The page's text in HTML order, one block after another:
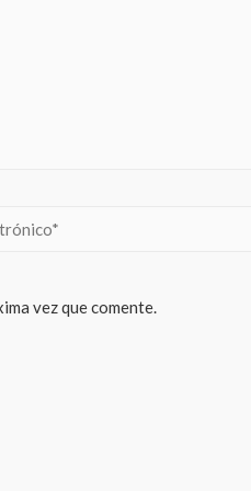
vez que comente.